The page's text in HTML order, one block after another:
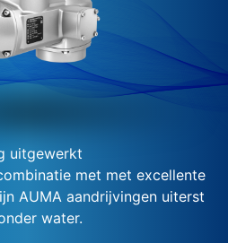
uitgewerkt
met met excellente
AUMA aandrijvingen uiterst
water.